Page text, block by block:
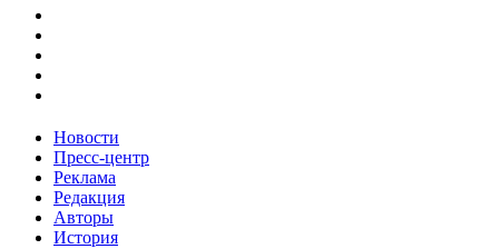
Новости
Пресс-центр
Реклама
Редакция
Авторы
История